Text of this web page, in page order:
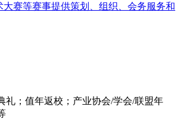
大赛等赛事提供策划、组织、会务服务和
礼；值年返校；产业协会/学会/联盟年